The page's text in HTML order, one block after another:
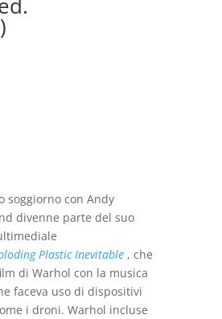
soggiorno con Andy
divenne parte del suo
Plastic Inevitable , che
di Warhol con la musica
faceva uso di dispositivi
i droni. Warhol incluse